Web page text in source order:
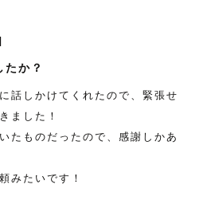
か？
話しかけてくれたので、緊張せ
ました！
たものだったので、感謝しかあ
みたいです！